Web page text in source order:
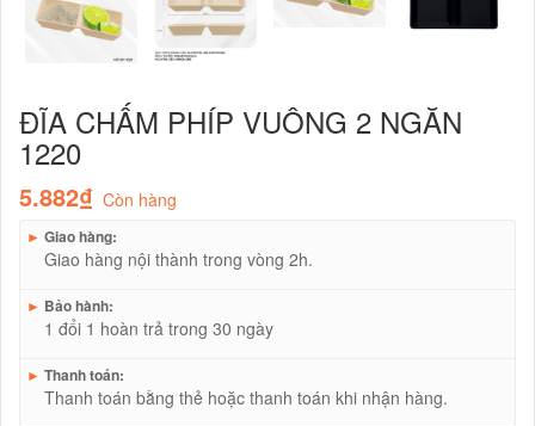
ĐĨA CHẤM PHÍP VUÔNG 2 NGĂN
1220
5.882₫ Còn hàng
► Giao hàng:
Giao hàng nội thành trong vòng 2h.
► Bảo hành:
1 đổi 1 hoàn trả trong 30 ngày
► Thanh toán:
Thanh toán bằng thẻ hoặc thanh toán khi nhận hàng.